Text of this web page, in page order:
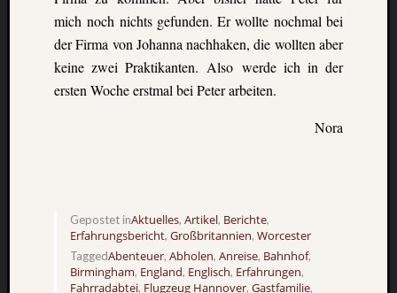
mich noch nichts gefunden. Er wollte nochmal bei
der Firma von Johanna nachhaken, die wollten aber
keine zwei Praktikanten. Also werde ich in der
ersten Woche erstmal bei Peter arbeiten.
Nora
Gepostet inAktuelles, Artikel, Berichte,
Erfahrungsbericht, Großbritannien, Worcester
TaggedAbenteuer, Abholen, Anreise, Bahnhof,
Birmingham, England, Englisch, Erfahrungen,
Fahrradabtei, Flugzeug Hannover, Gastfamilie,